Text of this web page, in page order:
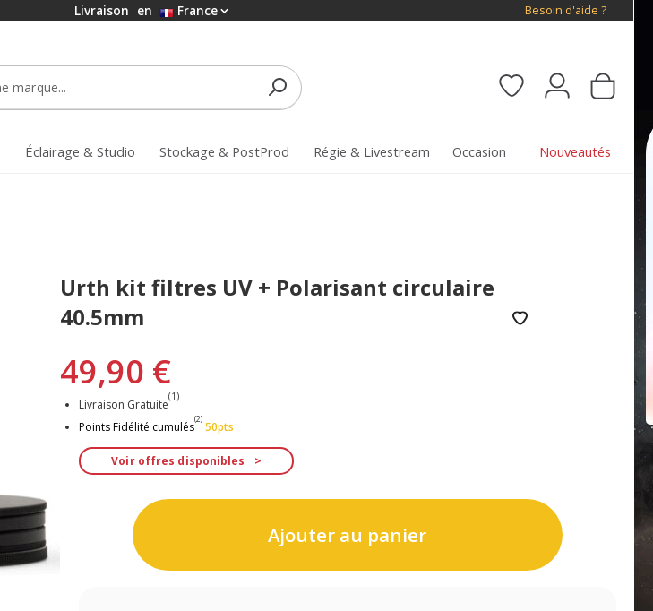
Livraison en France Besoin d'aide ?
Éclairage & Studio Stockage & PostProd Régie & Livestream Occasion Nouveautés
Urth kit filtres UV + Polarisant circulaire
40.5mm
49,90 €
Livraison Gratuite
(1)
Points Fidélité cumulés
(2)
50pts
Voir offres disponibles
Ajouter au panier